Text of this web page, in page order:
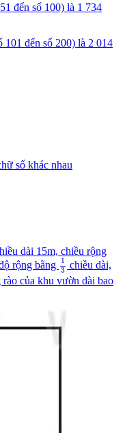
đến số 100) là 1 734
101 đến số 200) là 2 014
số khác nhau
dài 15m, chiều rộng
rộng bằng
1
3
13
chiều dài,
của khu vườn dài bao